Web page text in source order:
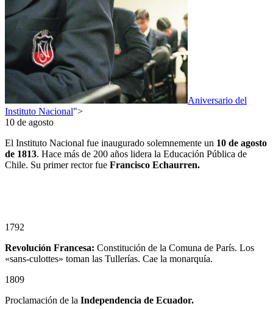
Aniversario del
Instituto Nacional">
10 de agosto
El Instituto Nacional fue inaugurado solemnemente un 10 de agosto
de 1813. Hace más de 200 años lidera la Educación Pública de
Chile. Su primer rector fue Francisco Echaurren.
1792
Revolución Francesa: Constitución de la Comuna de París. Los
«sans-culottes» toman las Tullerías. Cae la monarquía.
1809
Proclamación de la Independencia de Ecuador.